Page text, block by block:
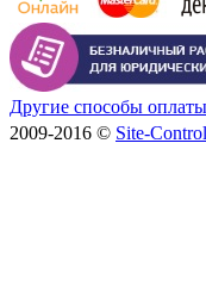
Другие способы оплаты
2009-2016 © Site-